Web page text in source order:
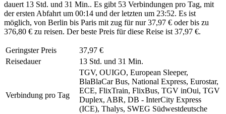
dauert 13 Std. und 31 Min.. Es gibt 53 Verbindungen pro Tag, mit
der ersten Abfahrt um 00:14 und der letzten um 23:52. Es ist
möglich, von Berlin bis Paris mit zug für nur 37,97 € oder bis zu
376,80 € zu reisen. Der beste Preis für diese Reise ist 37,97 €.
Geringster Preis
37,97 €
Reisedauer
13 Std. und 31 Min.
Verbindung pro Tag
TGV, OUIGO, European Sleeper,
BlaBlaCar Bus, National Express, Eurostar,
ECE, FlixTrain, FlixBus, TGV inOui, TGV
Duplex, ABR, DB - InterCity Express
(ICE), Thalys, SWEG Südwestdeutsche